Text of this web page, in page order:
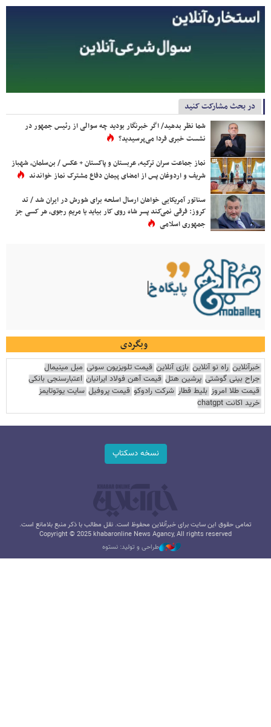
در بحث مشارکت کنید
شما نظر بدهید/ اگر خبرنگار بودید چه سوالی از رئیس جمهور در
نشست خبری فردا می‌پرسیدید؟
نماز جماعت سران ترکیه، عربستان و پاکستان + عکس / بن‌سلمان، شهباز
شریف و اردوغان پس از امضای پیمان دفاع مشترک نماز خواندند
سناتور آمریکایی خواهان ارسال اسلحه برای شورش در ایران شد / تد
کروز: فرقی نمی‌کند پسر شاه روی کار بیاید یا مریم رجوی، هر کسی جز
جمهوری اسلامی
وبگردی
خبرآنلاین راه نو آنلاین بازی آنلاین قیمت تلویزیون سونی مبل مینیمال
جراح بینی گوشتی پرشین هتل قیمت آهن فولاد ایرانیان اعتبارسنجی بانکی
قیمت طلا امروز بلیط قطار شرکت رادوکو قیمت پروفیل سایت یوتوتایمز
خرید اکانت chatgpt
نسخه دسکتاپ
تمامی حقوق این سایت برای خبرآنلاین محفوظ است. نقل مطالب با ذکر منبع بلامانع است.
Copyright © 2025 khabaronline News Agancy, All rights reserved
طراحی و تولید: نستوه